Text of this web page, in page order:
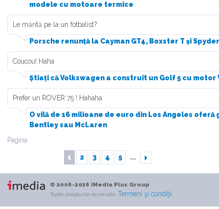
modele cu motoare termice
Le mărită pe la un fotbalist?
Porsche renunță la Cayman GT4, Boxster T și Spyder
Coucou! Haha
Știați că Volkswagen a construit un Golf 5 cu motor
Prefer un ROVER 75 ! Hahaha
O vilă de 16 milioane de euro din Los Angeles
Bentley sau McLaren
Pagina
1 2 3 4 5 ...
© 2006-2026 iMedia Plus Group.
Toate drepturile rezervate. Termeni şi condiţii